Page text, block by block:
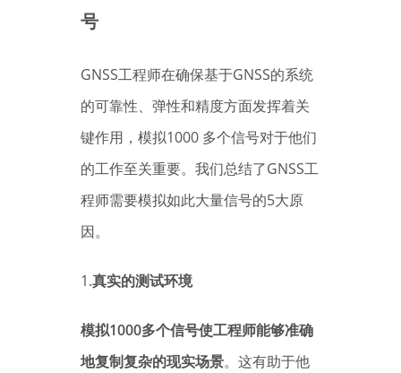
号
GNSS工程师在确保基于GNSS的系统
的可靠性、弹性和精度方面发挥着关
键作用，模拟1000 多个信号对于他们
的工作至关重要。我们总结了GNSS工
程师需要模拟如此大量信号的5大原
因。
1.真实的测试环境
模拟1000多个信号使工程师能够准确
地复制复杂的现实场景。这有助于他